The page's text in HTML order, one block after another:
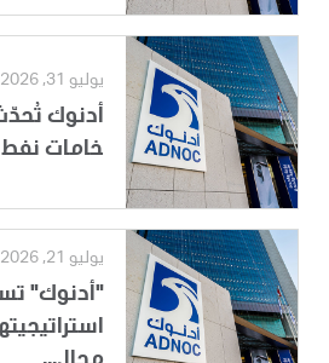
يوليو 31, 2026
أدنوك
خامات
يوليو 21, 2026
"أدنوك"